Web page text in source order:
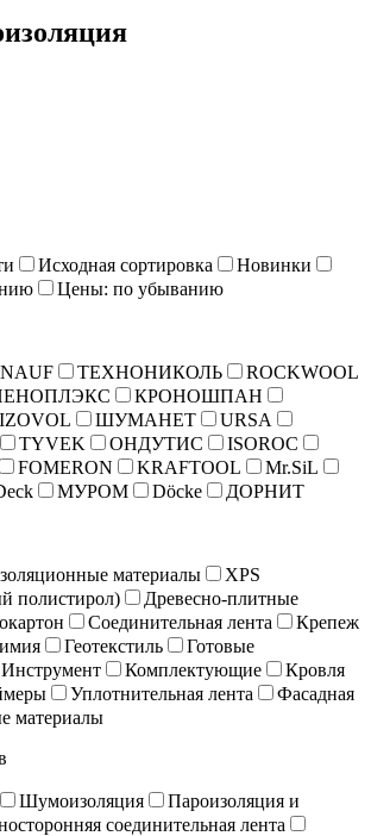
Исходная сортировка
Новинки
Цены: по убыванию
ТЕХНОНИКОЛЬ
ROCKWOOL
КРОНОШПАН
IZOVOL ШУМАНЕТ
URSA
TYVEK ОНДУТИС
ISOROC
FOMERON KRAFTOOL
Mr.SiL
МУРОМ Döcke
ДОРНИТ
материалы
XPS
полистирол)
Древесно-плитные
Соединительная лента
Крепеж
Геотекстиль
Готовые
Инструмент Комплектующие
Кровля
Уплотнительная лента
Фасадная
материалы
Шумоизоляция
Пароизоляция и
соединительная лента